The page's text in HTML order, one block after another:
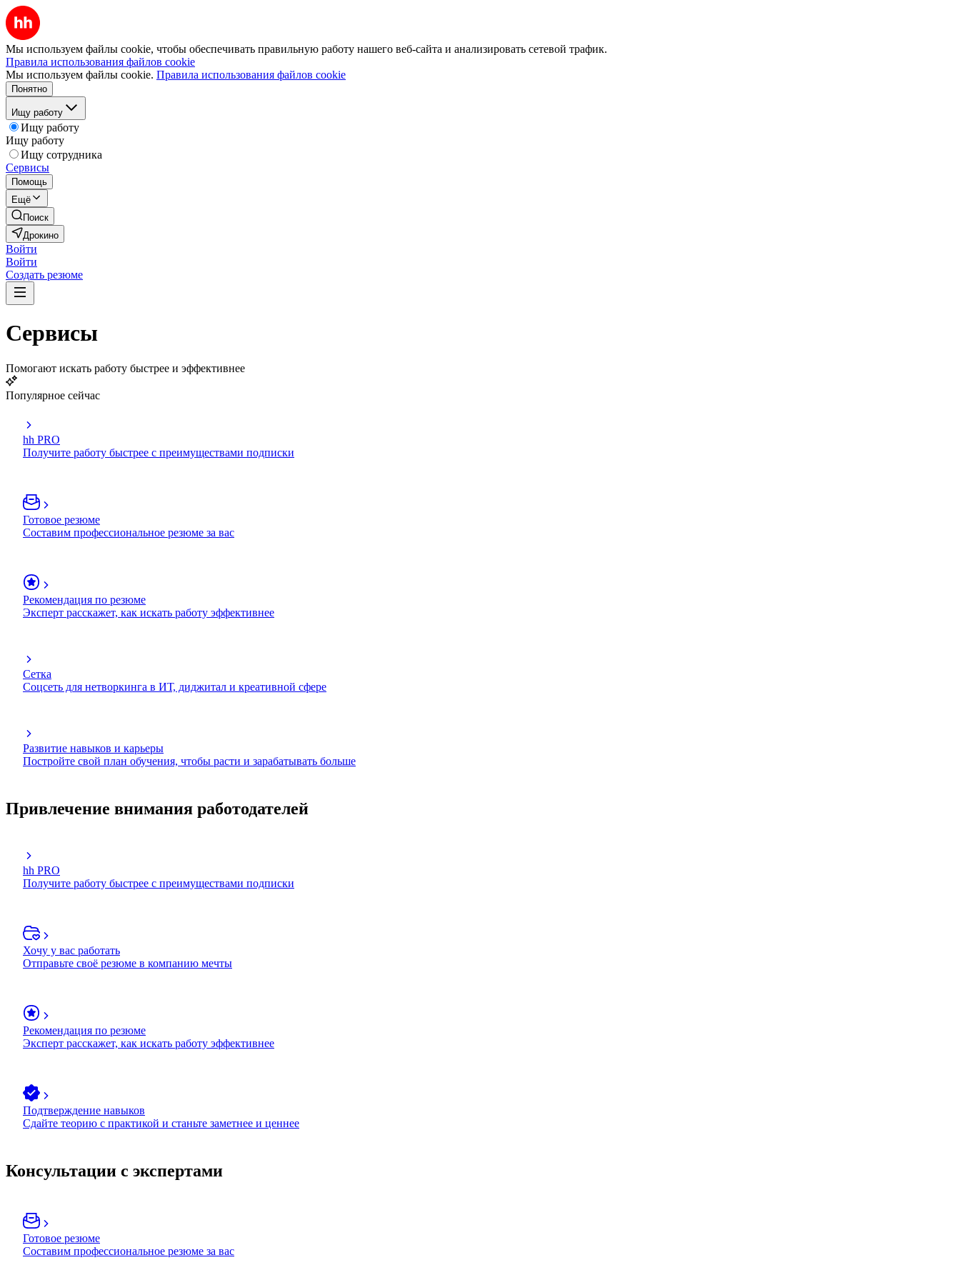
Мы используем файлы cookie, чтобы обеспечивать правильную работу нашего веб-сайта и анализировать сетевой трафик.
Правила использования файлов cookie
Мы используем файлы cookie. Правила использования файлов cookie
Понятно
Ищу работу
Ищу работу
Ищу работу
Ищу сотрудника
Сервисы
Помощь
Ещё
Поиск
Дрокино
Войти
Войти
Создать резюме
Сервисы
Помогают искать работу быстрее и эффективнее
Популярное сейчас
hh PRO
Получите работу быстрее с преимуществами подписки
Готовое резюме
Составим профессиональное резюме за вас
Рекомендация по резюме
Эксперт расскажет, как искать работу эффективнее
Сетка
Соцсеть для нетворкинга в ИТ, диджитал и креативной сфере
Развитие навыков и карьеры
Постройте свой план обучения, чтобы расти и зарабатывать больше
Привлечение внимания работодателей
hh PRO
Получите работу быстрее с преимуществами подписки
Хочу у вас работать
Отправьте своё резюме в компанию мечты
Рекомендация по резюме
Эксперт расскажет, как искать работу эффективнее
Подтверждение навыков
Сдайте теорию с практикой и станьте заметнее и ценнее
Консультации с экспертами
Готовое резюме
Составим профессиональное резюме за вас